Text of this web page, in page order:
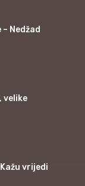
Nedžad
velike
vrijedi